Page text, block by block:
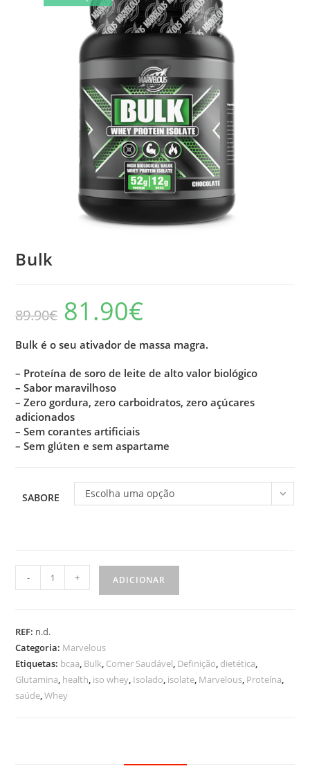
Bulk
89.90€
O
preço
original
89.90€.
81.90€
81.90€.
Bulk é o seu ativador de massa magra.
– Proteína de soro de leite de alto valor biológico
– Sabor maravilhoso
– Zero gordura, zero carboidratos, zero açúcares
adicionados
– Sem corantes artificiais
– Sem glúten e sem aspartame
SABORE Escolha uma opção
Quantidade
de
- + ADICIONAR
REF: n.d.
Categoria: Marvelous
Etiquetas: bcaa, Bulk, Comer Saudável, Definição, dietética,
Glutamina, health, iso whey, Isolado, isolate, Marvelous, Proteína,
saúde,Whey